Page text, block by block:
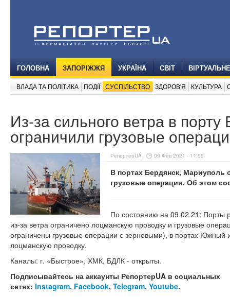
ГОЛОВНА ЗАПОРІЖЖЯ УКРАЇНА СВІТ
ВЛАДА ТА ПОЛІТИКА ПОДІЇ СУСПІЛЬСТВО ЗДОРОВ'Я КУЛЬТУРА
Из-за сильного ветра в порту
ограничили грузовые
РепортерUA 09 Фев 2021 - 11:55
В портах Бердянск, Мариуполь
грузовые операции. Об этом
По состоянию на 09.02.21: Порты
из-за ветра ограничено лоцманскую проводку и грузовые
ограничены грузовые операции с зерновыми), в портах Южный
лоцманскую проводку.
Каналы: г. «Быстрое», ХМК, БДЛК - открыты.
Подписывайтесь на аккаунты РепортерUA в социальных
сетях: Instagram, Facebook, Telegram, Youtube.